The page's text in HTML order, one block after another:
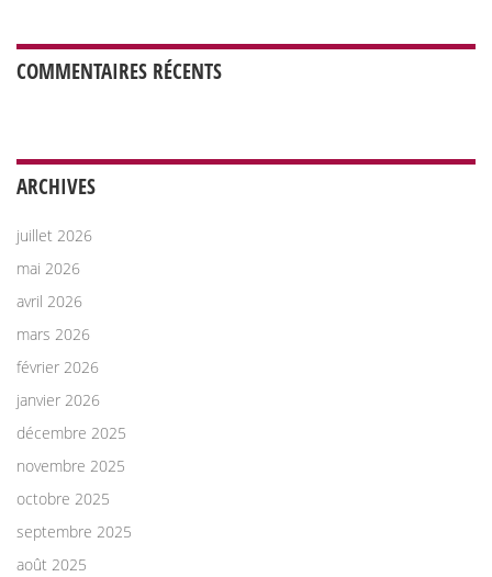
COMMENTAIRES RÉCENTS
ARCHIVES
juillet 2026
mai 2026
avril 2026
mars 2026
février 2026
janvier 2026
décembre 2025
novembre 2025
octobre 2025
septembre 2025
août 2025